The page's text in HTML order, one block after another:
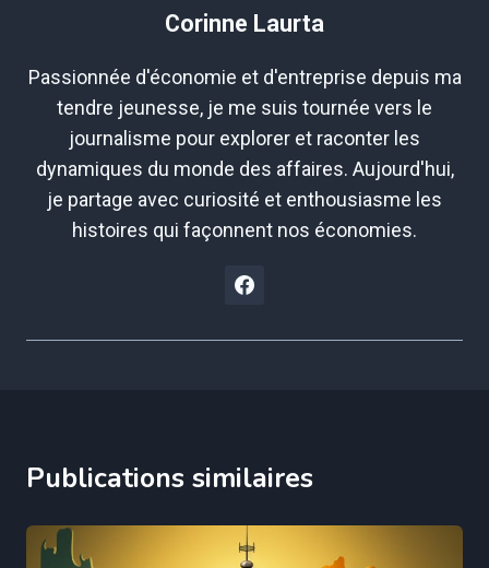
Corinne Laurta
Passionnée d'économie et d'entreprise depuis ma
tendre jeunesse, je me suis tournée vers le
journalisme pour explorer et raconter les
dynamiques du monde des affaires. Aujourd'hui,
je partage avec curiosité et enthousiasme les
histoires qui façonnent nos économies.
Publications similaires